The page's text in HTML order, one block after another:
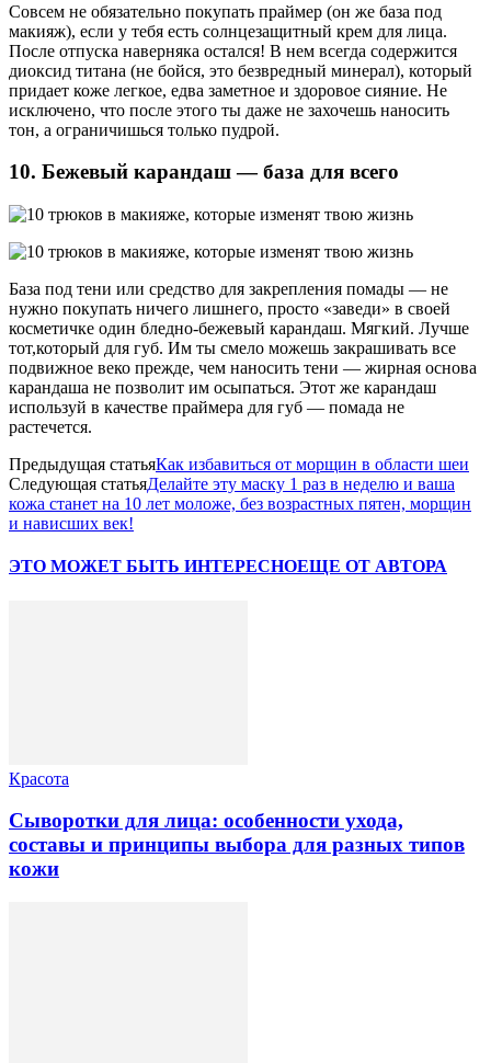
Совсем не обязательно покупать праймер (он же база под
макияж), если у тебя есть солнцезащитный крем для лица.
После отпуска наверняка остался! В нем всегда содержится
диоксид титана (не бойся, это безвредный минерал), который
придает коже легкое, едва заметное и здоровое сияние. Не
исключено, что после этого ты даже не захочешь наносить
тон, а ограничишься только пудрой.
10. Бежевый карандаш — база для всего
База под тени или средство для закрепления помады — не
нужно покупать ничего лишнего, просто «заведи» в своей
косметичке один бледно-бежевый карандаш. Мягкий. Лучше
тот,который для губ. Им ты смело можешь закрашивать все
подвижное веко прежде, чем наносить тени — жирная основа
карандаша не позволит им осыпаться. Этот же карандаш
используй в качестве праймера для губ — помада не
растечется.
Предыдущая статьяКак избавиться от морщин в области шеи
Следующая статьяДелайте эту маску 1 раз в неделю и ваша
кожа станет на 10 лет моложе, без возрастных пятен, морщин
и нависших век!
ЭТО МОЖЕТ БЫТЬ ИНТЕРЕСНОЕЩЕ ОТ АВТОРА
Красота
Сыворотки для лица: особенности ухода,
составы и принципы выбора для разных типов
кожи